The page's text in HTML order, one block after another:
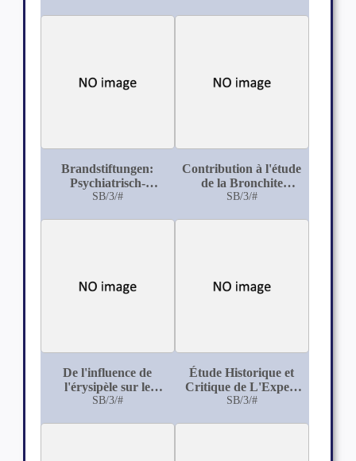
Brandstiftungen:
Psychiatrisch-
klinische Beiträge zur
SB/3/#
Contribution à l'étude
de la Bronchite
Fibrineuse
SB/3/#
De l'influence de
l'érysipèle sur le
Développement de la
SB/3/#
Étude Historique et
Critique de L'Expert
Médico-Légal en
SB/3/#